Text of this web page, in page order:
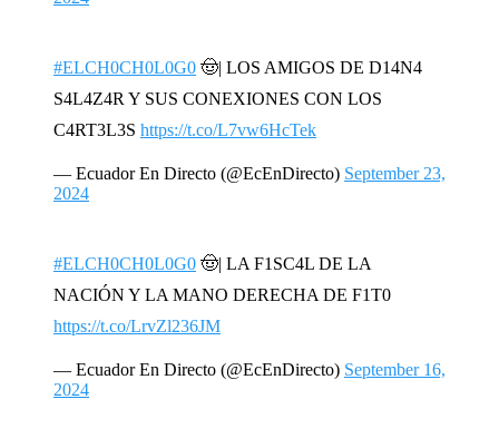
#ELCH0CH0L0G0 🤠| LOS AMIGOS DE D14N4
S4L4Z4R Y SUS CONEXIONES CON LOS
C4RT3L3S https://t.co/L7vw6HcTek
— Ecuador En Directo (@EcEnDirecto) September 23,
2024
#ELCH0CH0L0G0 🤠| LA F1SC4L DE LA
NACIÓN Y LA MANO DERECHA DE F1T0
https://t.co/LrvZl236JM
— Ecuador En Directo (@EcEnDirecto) September 16,
2024